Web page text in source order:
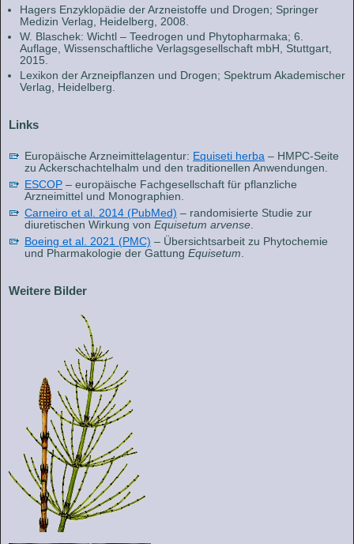
Hagers Enzyklopädie der Arzneistoffe und Drogen; Springer
Medizin Verlag, Heidelberg, 2008.
W. Blaschek: Wichtl – Teedrogen und Phytopharmaka; 6.
Auflage, Wissenschaftliche Verlagsgesellschaft mbH, Stuttgart,
2015.
Lexikon der Arzneipflanzen und Drogen; Spektrum Akademischer
Verlag, Heidelberg.
Links
Europäische Arzneimittelagentur: Equiseti herba – HMPC-Seite
zu Ackerschachtelhalm und den traditionellen Anwendungen.
ESCOP – europäische Fachgesellschaft für pflanzliche
Arzneimittel und Monographien.
Carneiro et al. 2014 (PubMed) – randomisierte Studie zur
diuretischen Wirkung von Equisetum arvense.
Boeing et al. 2021 (PMC) – Übersichtsarbeit zu Phytochemie
und Pharmakologie der Gattung Equisetum.
Weitere Bilder